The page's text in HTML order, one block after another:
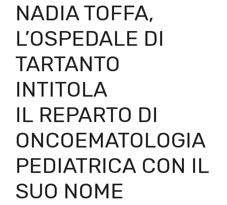
NADIA TOFFA,
L’OSPEDALE DI
TARTANTO
INTITOLA
IL REPARTO DI
ONCOEMATOLOGIA
PEDIATRICA CON IL
SUO NOME